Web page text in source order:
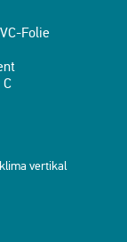
Folie
vertikal